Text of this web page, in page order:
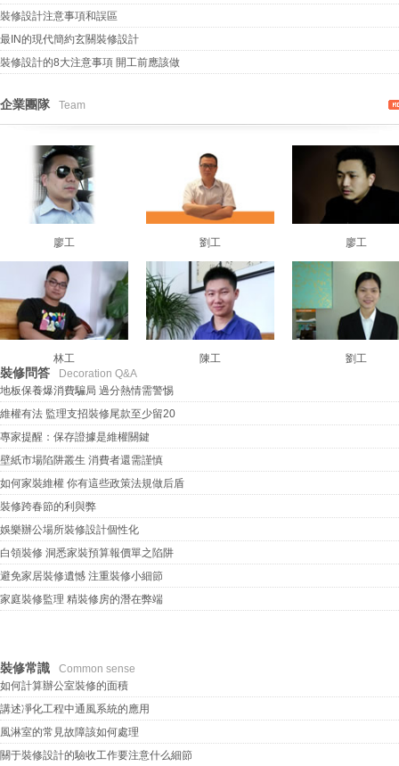
裝修設計注意事項和誤區
最IN的現代簡約玄關裝修設計
裝修設計的8大注意事項 開工前應該做
企業團隊 Team
廖工 劉工 廖工
林工 陳工 劉工
裝修問答
Decoration Q&A
地板保養爆消費騙局 過分熱情需警惕
維權有法 監理支招裝修尾款至少留20
專家提醒：保存證據是維權關鍵
壁紙市場陷阱叢生 消費者還需謹慎
如何家裝維權 你有這些政策法規做后盾
裝修跨春節的利與弊
娛樂辦公場所裝修設計個性化
白領裝修 洞悉家裝預算報價單之陷阱
避免家居裝修遺憾 注重裝修小細節
家庭裝修監理 精裝修房的潛在弊端
裝修常識
Common sense
如何計算辦公室裝修的面積
講述凈化工程中通風系統的應用
風淋室的常見故障該如何處理
關于裝修設計的驗收工作要注意什么細節